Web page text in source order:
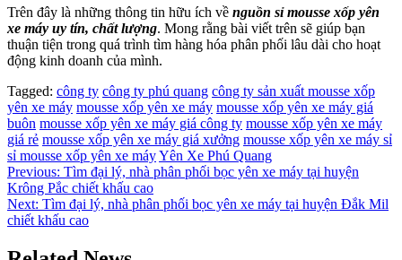
Trên đây là những thông tin hữu ích về nguồn sỉ mousse xốp yên
xe máy uy tín, chất lượng. Mong rằng bài viết trên sẽ giúp bạn
thuận tiện trong quá trình tìm hàng hóa phân phối lâu dài cho hoạt
động kinh doanh của mình.
Tagged: công ty công ty phú quang công ty sản xuất mousse xốp
yên xe máy mousse xốp yên xe máy mousse xốp yên xe máy giá
buôn mousse xốp yên xe máy giá công ty mousse xốp yên xe máy
giá rẻ mousse xốp yên xe máy giá xưởng mousse xốp yên xe máy sỉ
sỉ mousse xốp yên xe máyYên Xe Phú Quang
Điều
hướng
bài
viết
Previous: Tìm đại lý, nhà phân phối bọc yên xe máy tại huyện
Krông Pắc chiết khấu cao
Next: Tìm đại lý, nhà phân phối bọc yên xe máy tại huyện Đắk Mil
chiết khấu cao